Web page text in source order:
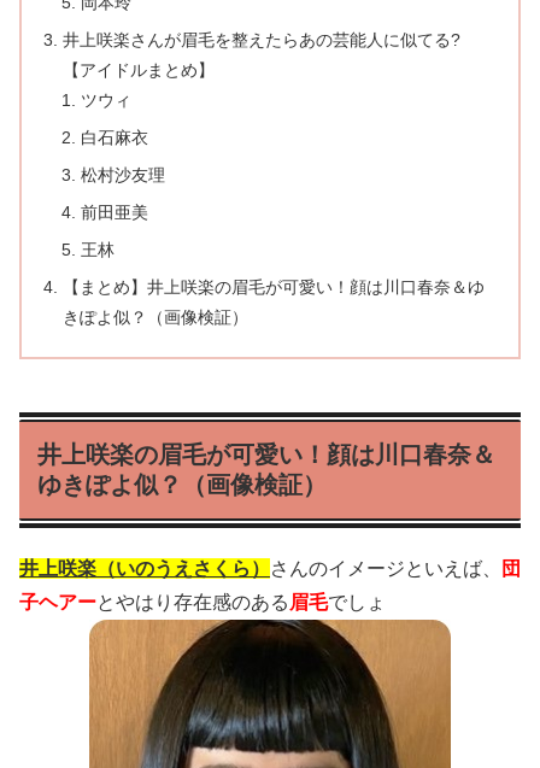
井上咲楽さんが眉毛を整えたらあの芸能人に似てる?
【アイドルまとめ】
ツウィ
白石麻衣
松村沙友理
前田亜美
王林
【まとめ】井上咲楽の眉毛が可愛い！顔は川口春奈＆ゆ
きぽよ似？（画像検証）
井上咲楽の眉毛が可愛い！顔は川口春奈＆
ゆきぽよ似？（画像検証）
井上咲楽（いのうえさくら） さんのイメージといえば、
団
子ヘアーとやはり存在感のある 眉毛でしょ